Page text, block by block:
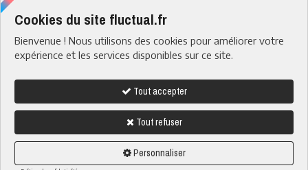
Cookies du site fluctual.fr
Bienvenue ! Nous utilisons des cookies pour améliorer votre
expérience et les services disponibles sur ce site.
Tout accepter
Tout refuser
Personnaliser
Flux rss
RUBRIQUES
› Actu & Société
› Quotidien
› Santé & Bien-être
› Tech & Web
fluctual.fr tous droits reservés - 2023-2026
Ce site a été conçu et hébergé en France